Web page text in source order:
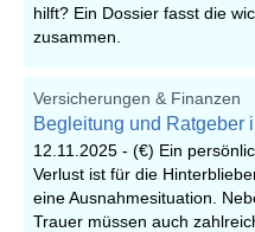
hilft? Ein Dossier fasst die
zusammen.
Versicherungen & Finanzen
Begleitung und Ratgeber
12.11.2025 - (€) Ein
Verlust ist für die
eine Ausnahmesituation.
Trauer müssen auch